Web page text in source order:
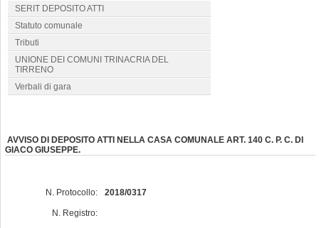
SERIT DEPOSITO ATTI
Statuto comunale
Tributi
UNIONE DEI COMUNI TRINACRIA DEL
TIRRENO
Verbali di gara
AVVISO DI DEPOSITO ATTI NELLA CASA COMUNALE ART. 140 C. P. C. DI
GIACO GIUSEPPE.
N. Protocollo: 2018/0317
N. Registro: